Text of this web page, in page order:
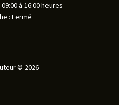
à 16:00 heures
: Fermé
© 2026